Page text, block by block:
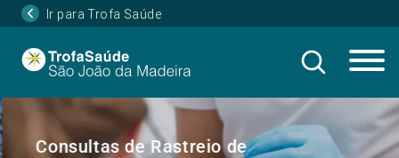
Ir para Trofa Saúde
Consultas de Rastreio de